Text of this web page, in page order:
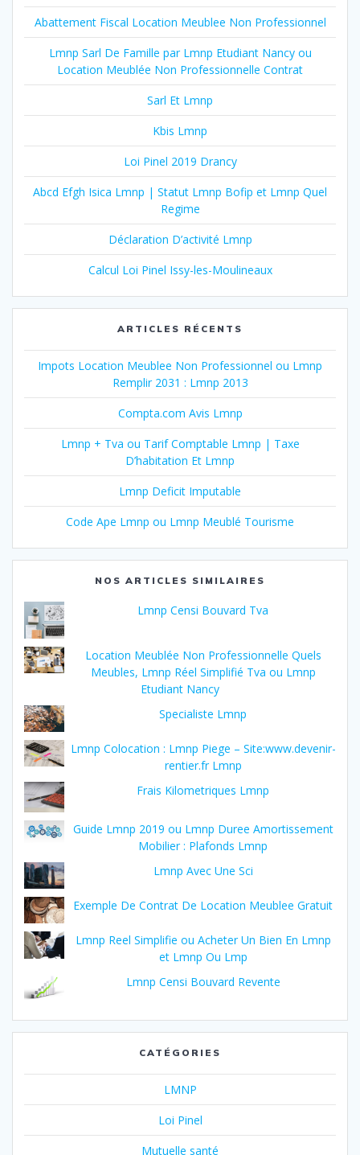
Abattement Fiscal Location Meublee Non Professionnel
Lmnp Sarl De Famille par Lmnp Etudiant Nancy ou
Location Meublée Non Professionnelle Contrat
Sarl Et Lmnp
Kbis Lmnp
Loi Pinel 2019 Drancy
Abcd Efgh Isica Lmnp | Statut Lmnp Bofip et Lmnp Quel
Regime
Déclaration D’activité Lmnp
Calcul Loi Pinel Issy-les-Moulineaux
ARTICLES RÉCENTS
Impots Location Meublee Non Professionnel ou Lmnp
Remplir 2031 : Lmnp 2013
Compta.com Avis Lmnp
Lmnp + Tva ou Tarif Comptable Lmnp | Taxe
D’habitation Et Lmnp
Lmnp Deficit Imputable
Code Ape Lmnp ou Lmnp Meublé Tourisme
NOS ARTICLES SIMILAIRES
Lmnp Censi Bouvard Tva
Location Meublée Non Professionnelle Quels
Meubles, Lmnp Réel Simplifié Tva ou Lmnp
Etudiant Nancy
Specialiste Lmnp
Lmnp Colocation : Lmnp Piege – Site:www.devenir-
rentier.fr Lmnp
Frais Kilometriques Lmnp
Guide Lmnp 2019 ou Lmnp Duree Amortissement
Mobilier : Plafonds Lmnp
Lmnp Avec Une Sci
Exemple De Contrat De Location Meublee Gratuit
Lmnp Reel Simplifie ou Acheter Un Bien En Lmnp
et Lmnp Ou Lmp
Lmnp Censi Bouvard Revente
CATÉGORIES
LMNP
Loi Pinel
Mutuelle santé